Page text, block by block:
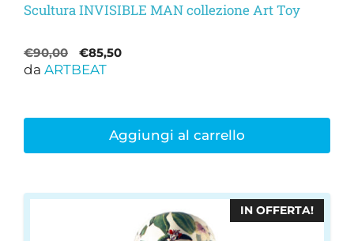
Scultura INVISIBLE MAN collezione Art Toy
€90,00
Il
prezzo
€90,00.
€85,50Il
€85,50.
da ARTBEAT
Aggiungi al carrello
IN OFFERTA!